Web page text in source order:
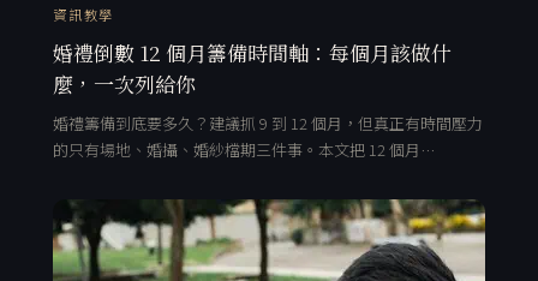
資訊教學
婚禮倒數 12 個月籌備時間軸：每個月該做什
麼，一次列給你
婚禮籌備到底要多久？建議抓 9 到 12 個月，但真正有時間壓力
的只有場地、婚攝、婚紗檔期三件事。本文把 12 個月…